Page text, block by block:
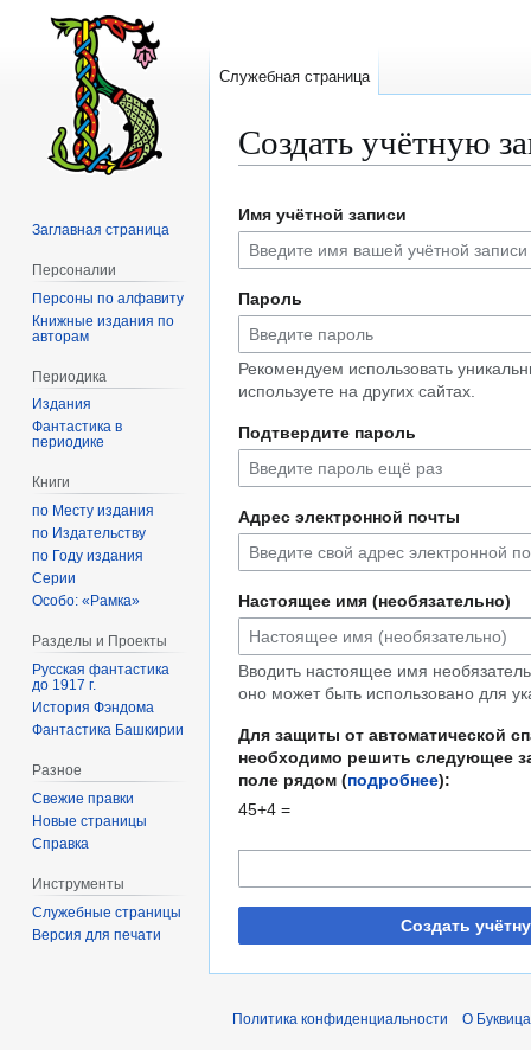
Создать учётную
к
навигации
к
поиску
Имя учётной записи
Пароль
Рекомендуем использовать
используете на других сайтах.
Подтвердите пароль
Адрес электронной почты
Настоящее имя (необязательно)
Вводить настоящее имя
оно может быть использовано для
Для защиты от автоматической
необходимо решить следующее
поле рядом (подробнее):
45+4 =
Создать
Служебная страница
Заглавная страница
Персоналии
Персоны по алфавиту
Книжные издания по
авторам
Периодика
Издания
Фантастика в
периодике
Книги
по Месту издания
по Издательству
по Году издания
Серии
Особо: «Рамка»
Разделы и Проекты
Русская фантастика
до 1917 г.
История Фэндома
Фантастика Башкирии
Разное
Свежие правки
Новые страницы
Справка
Инструменты
Служебные страницы
Версия для печати
Политика конфиденциальности О Буквица